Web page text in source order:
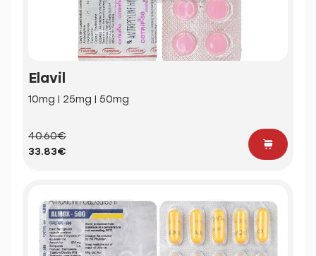
Elavil
10mg | 25mg | 50mg
40.60€
33.83€